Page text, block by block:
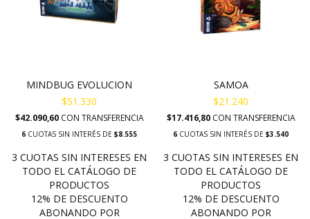
MINDBUG EVOLUCION
$51.330
$42.090,60 CON TRANSFERENCIA
6 CUOTAS SIN INTERÉS DE $8.555
SAMOA
$21.240
$17.416,80 CON TRANSFERENCIA
6 CUOTAS SIN INTERÉS DE $3.540